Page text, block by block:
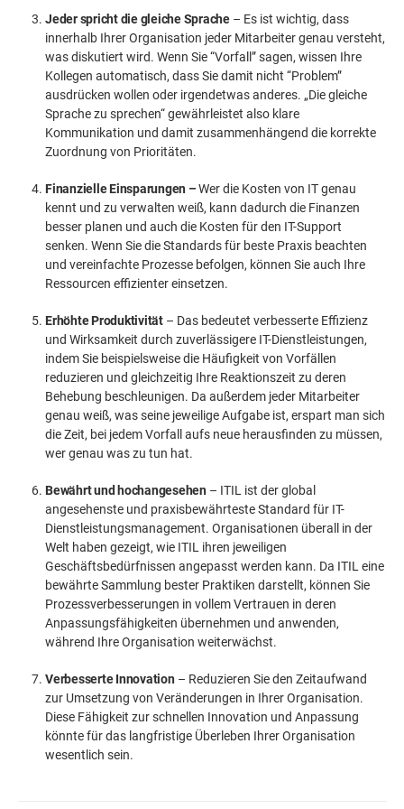
Jeder spricht die gleiche Sprache– Es ist wichtig, dass
innerhalb Ihrer Organisation jeder Mitarbeiter genau versteht,
was diskutiert wird. Wenn Sie “Vorfall” sagen, wissen Ihre
Kollegen automatisch, dass Sie damit nicht “Problem”
ausdrücken wollen oder irgendetwas anderes. „Die gleiche
Sprache zu sprechen“ gewährleistet also klare
Kommunikation und damit zusammenhängend die korrekte
Zuordnung von Prioritäten.
Finanzielle Einsparungen –Wer die Kosten von IT genau
kennt und zu verwalten weiß, kann dadurch die Finanzen
besser planen und auch die Kosten für den IT-Support
senken. Wenn Sie die Standards für beste Praxis beachten
und vereinfachte Prozesse befolgen, können Sie auch Ihre
Ressourcen effizienter einsetzen.
Erhöhte Produktivität– Das bedeutet verbesserte Effizienz
und Wirksamkeit durch zuverlässigere IT-Dienstleistungen,
indem Sie beispielsweise die Häufigkeit von Vorfällen
reduzieren und gleichzeitig Ihre Reaktionszeit zu deren
Behebung beschleunigen. Da außerdem jeder Mitarbeiter
genau weiß, was seine jeweilige Aufgabe ist, erspart man sich
die Zeit, bei jedem Vorfall aufs neue herausfinden zu müssen,
wer genau was zu tun hat.
Bewährt und hochangesehen – ITIL ist der global
angesehenste und praxisbewährteste Standard für IT-
Dienstleistungsmanagement. Organisationen überall in der
Welt haben gezeigt, wie ITIL ihren jeweiligen
Geschäftsbedürfnissen angepasst werden kann. Da ITIL eine
bewährte Sammlung bester Praktiken darstellt, können Sie
Prozessverbesserungen in vollem Vertrauen in deren
Anpassungsfähigkeiten übernehmen und anwenden,
während Ihre Organisation weiterwächst.
Verbesserte Innovation – Reduzieren Sie den Zeitaufwand
zur Umsetzung von Veränderungen in Ihrer Organisation.
Diese Fähigkeit zur schnellen Innovation und Anpassung
könnte für das langfristige Überleben Ihrer Organisation
wesentlich sein.